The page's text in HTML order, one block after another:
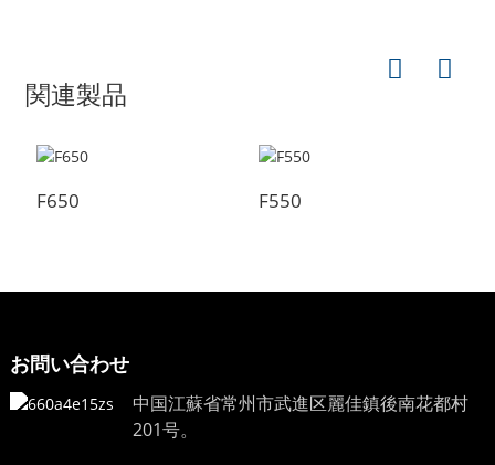
関連製品
F650 F550
お問い合わせ
中国江蘇省常州市武進区麗佳鎮後南花都村
201号。